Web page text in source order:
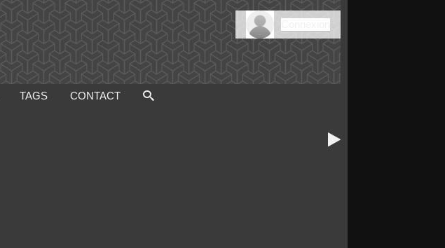
TAGS CONTACT
